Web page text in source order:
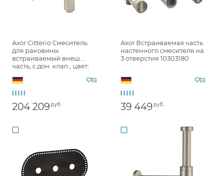
Axor Citterio Смеситель
для раковины
встраиваемый внеш.
часть, с дон. клап., цвет:
39144820
204 209 руб.
Axor Встраиваемая часть
настенного смесителя на
3 отверстия 10303180
39 449 руб.